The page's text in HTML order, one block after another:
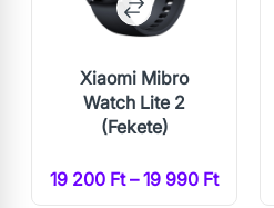
Xiaomi Mibro
Watch Lite 2
(Fekete)
19 200 Ft – 19 990 Ft